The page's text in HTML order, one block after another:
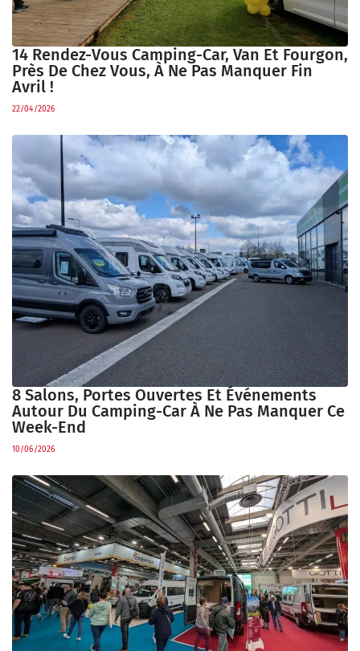
14 Rendez-Vous Camping-Car, Van Et Fourgon,
Près De Chez Vous, À Ne Pas Manquer Fin
Avril !
22/04/2026
8 Salons, Portes Ouvertes Et Événements
Autour Du Camping-Car À Ne Pas Manquer Ce
Week-End
10/06/2026